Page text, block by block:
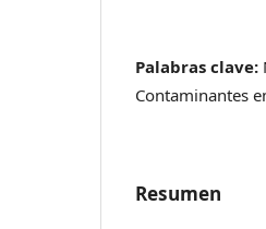
Palabras clave:
Contaminantes
Resumen